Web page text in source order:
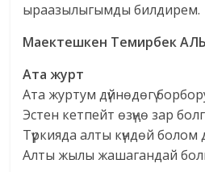
ыраазылыгымды билдирем.
Маектешкен Темирбек
Ата журт
Ата журтум дүйнөдөгү
Эстен кетпейт өзүңө зар
Түркияда алты күндөй болом
Алты жылы жашагандай